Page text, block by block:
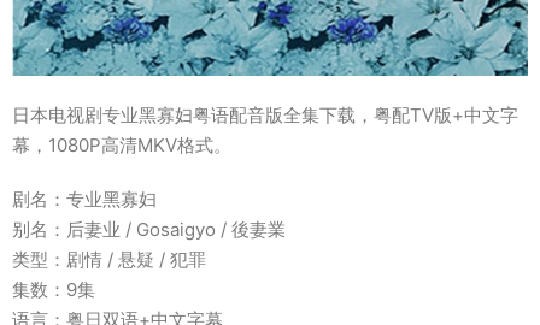
日本电视剧专业黑寡妇粤语配音版全集下载，粤配TV版+中文字
幕，1080P高清MKV格式。
剧名：专业黑寡妇
别名：后妻业 / Gosaigyo / 後妻業
类型：剧情 / 悬疑 / 犯罪
集数：9集
语言：粤日双语+中文字幕